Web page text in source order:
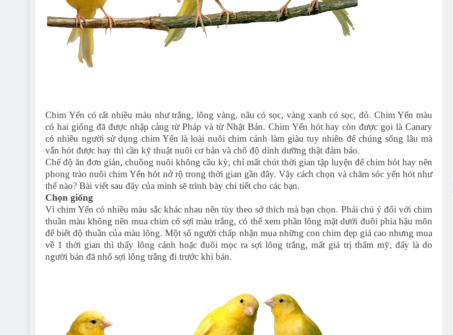
Chim Yến có rất nhiều màu như trắng, lông vàng, nâu có sọc, vàng xanh có sọc, đỏ. Chim Yến màu
có hai giống đã được nhập cảng từ Pháp và từ Nhật Bản. Chim Yến hót hay còn được gọi là Canary
có nhiều người sử dụng chim Yến là loài nuôi chim cảnh làm giàu tuy nhiên để chúng sống lâu mà
vẫn hót được hay thì cần kỹ thuật nuôi cơ bản và chố độ dinh dưỡng thật đảm bảo.
Chế độ ăn đơn giản, chuồng nuôi không cầu kỳ, chỉ mất chút thời gian tập luyện để chim hót hay nên
phong trào nuôi chim Yến hót nở rộ trong thời gian gần đây. Vậy cách chọn và chăm sóc yến hót như
thế nào? Bài viết sau đây của mình sẽ trình bày chi tiết cho các bạn.
Chọn giống
Vì chim Yến có nhiều màu sắc khác nhau nên tùy theo sở thích mà bạn chọn. Phải chú ý đối với chim
thuần màu không nên mua chim có sợi màu trắng, có thể xem phần lông mặt dưới đuôi phía hậu môn
để biết độ thuần của màu lông. Một số người chấp nhận mua những con chim đẹp giá cao nhưng mua
về 1 thời gian thì thấy lông cánh hoặc đuôi mọc ra sợi lông trắng, mất giá trị thẩm mỹ, đấy là do
người bán đã nhổ sợi lông trắng đi trước khi bán.